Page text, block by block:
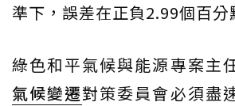
準下，誤差在正負2.99個百分
綠色和平氣候與能源專案主
氣候變遷對策委員會必須盡